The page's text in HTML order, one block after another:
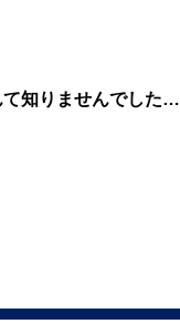
て知りませんでした…